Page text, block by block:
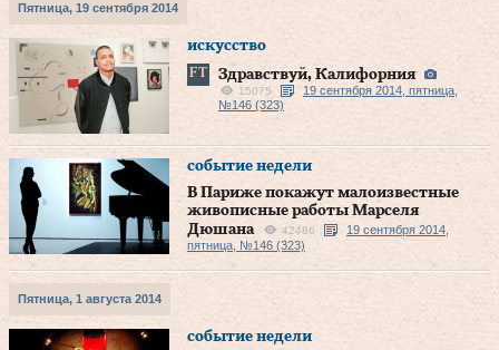
Пятница, 19 сентября 2014
искусство
Здравствуй, Калифорния
15075
19 сентября 2014, пятница,
№146 (323)
событие недели
В Париже покажут малоизвестные
живописные работы Марселя
Дюшана
42486
19 сентября 2014,
пятница, №146 (323)
Пятница, 1 августа 2014
событие недели